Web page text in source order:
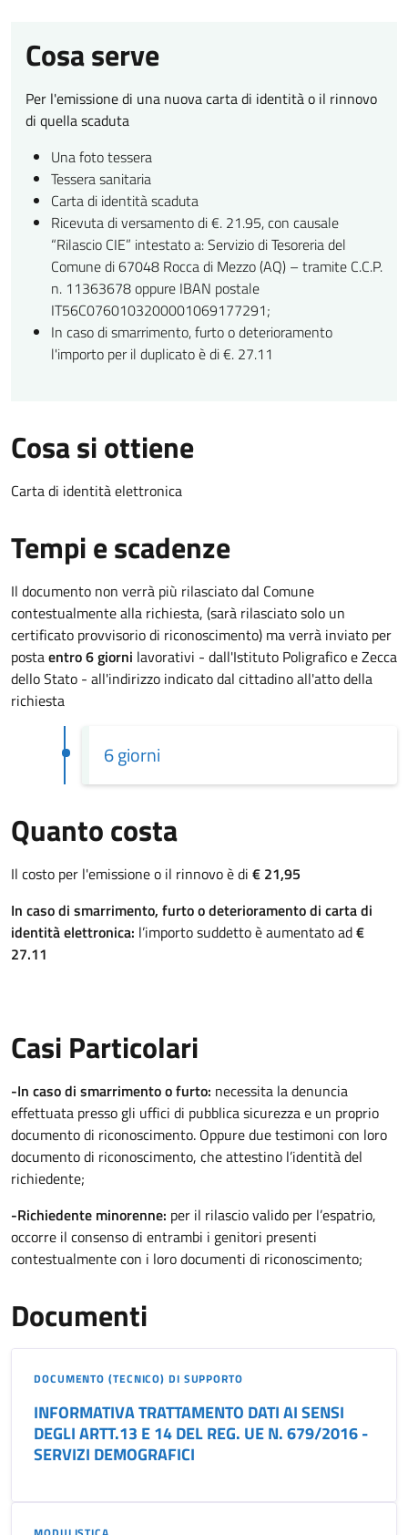
Cosa serve
Per l'emissione di una nuova carta di identità o il rinnovo
di quella scaduta
Una foto tessera
Tessera sanitaria
Carta di identità scaduta
Ricevuta di versamento di €. 21.95, con causale
“Rilascio CIE” intestato a: Servizio di Tesoreria del
Comune di 67048 Rocca di Mezzo (AQ) – tramite C.C.P.
n. 11363678 oppure IBAN postale
IT56C0760103200001069177291;
In caso di smarrimento, furto o deterioramento
l'importo per il duplicato è di €. 27.11
Cosa si ottiene
Carta di identità elettronica
Tempi e scadenze
Il documento non verrà più rilasciato dal Comune
contestualmente alla richiesta, (sarà rilasciato solo un
certificato provvisorio di riconoscimento) ma verrà inviato per
postaentro 6 giorni lavorativi - dall'Istituto Poligrafico e Zecca
dello Stato - all'indirizzo indicato dal cittadino all'atto della
richiesta
6 giorni
Quanto costa
Il costo per l'emissione o il rinnovo è di € 21,95
In caso di smarrimento, furto o deterioramento di carta di
identità elettronica: l’importo suddetto è aumentato ad€
27.11
Casi Particolari
-In caso di smarrimento o furto: necessita la denuncia
effettuata presso gli uffici di pubblica sicurezza e un proprio
documento di riconoscimento. Oppure due testimoni con loro
documento di riconoscimento, che attestino l’identità del
richiedente;
-Richiedente minorenne: per il rilascio valido per l’espatrio,
occorre il consenso di entrambi i genitori presenti
contestualmente con i loro documenti di riconoscimento;
Documenti
DOCUMENTO (TECNICO) DI SUPPORTO
INFORMATIVA TRATTAMENTO DATI AI SENSI
DEGLI ARTT.13 E 14 DEL REG. UE N. 679/2016 -
SERVIZI DEMOGRAFICI